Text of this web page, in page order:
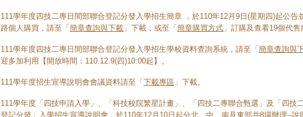
111學年度四技二專日間部聯合登記分發入學招生簡章 ，於110年12月9日(星期四)起公告
路個人購買，請至「 簡章查詢與下載 」下載，或至「 簡章購買方式 」訂購及查看19個代售
111學年度四技二專日間部聯合登記分發入學招生學校資料查詢系統，請至「 簡章查詢與
迎多加利用【開放時間：110.12.9(四)10:00起】。
111學年度招生宣導說明會會議資料請至「 下載專區 」下載。
111學年度「四技申請入學」、「科技校院繁星計畫」、「四技二專聯合甄選」及「四技
登記分發」入學招生宣導說明會，於110年12月10日起分北、中、南及東部共8場辦理--說